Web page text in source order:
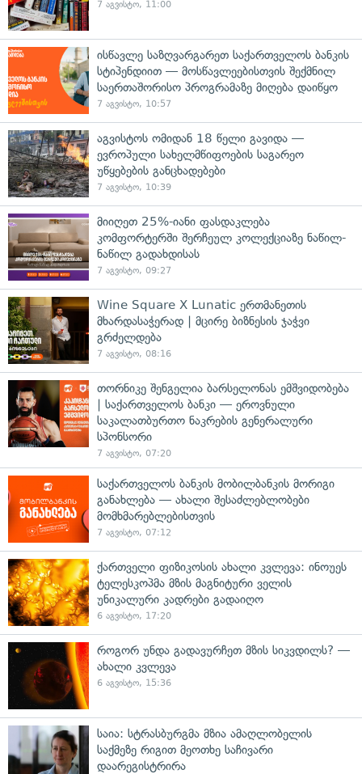
7 აგვისტო, 11:00
ისწავლე საზღვარგარეთ საქართველოს ბანკის
სტიპენდიით — მოსწავლეებისთვის შექმნილ
საერთაშორისო პროგრამაზე მიღება დაიწყო
7 აგვისტო, 10:57
აგვისტოს ომიდან 18 წელი გავიდა —
ევროპული სახელმწიფოების საგარეო
უწყებების განცხადებები
7 აგვისტო, 10:39
მიიღეთ 25%-იანი ფასდაკლება
კომფორტერში შერჩეულ კოლექციაზე ნაწილ-
ნაწილ გადახდისას
7 აგვისტო, 09:27
Wine Square X Lunatic ერთმანეთის
მხარდასაჭერად | მცირე ბიზნესის ჯაჭვი
გრძელდება
7 აგვისტო, 08:16
თორნიკე შენგელია ბარსელონას ემშვიდობება
| საქართველოს ბანკი — ეროვნული
საკალათბურთო ნაკრების გენერალური
სპონსორი
7 აგვისტო, 07:20
საქართველოს ბანკის მობილბანკის მორიგი
განახლება — ახალი შესაძლებლობები
მომხმარებლებისთვის
7 აგვისტო, 07:12
ქართველი ფიზიკოსის ახალი კვლევა: ინოუეს
ტელესკოპმა მზის მაგნიტური ველის
უნიკალური კადრები გადაიღო
6 აგვისტო, 17:20
როგორ უნდა გადავურჩეთ მზის სიკვდილს? —
ახალი კვლევა
6 აგვისტო, 15:36
საია: სტრასბურგმა მზია ამაღლობელის
საქმეზე რიგით მეოთხე საჩივარი
დაარეგისტრირა